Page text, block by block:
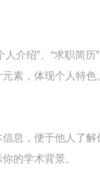
介绍”、“求职简历”
素，体现个人特色
息，便于他人了解
的学术背景。